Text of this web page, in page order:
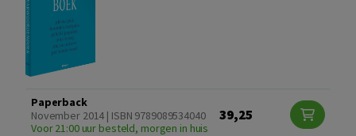
Paperback
November 2014 | ISBN 9789089534040
Voor 21:00 uur besteld, morgen in huis
39,25